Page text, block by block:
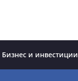
Бизнес и инвестиции